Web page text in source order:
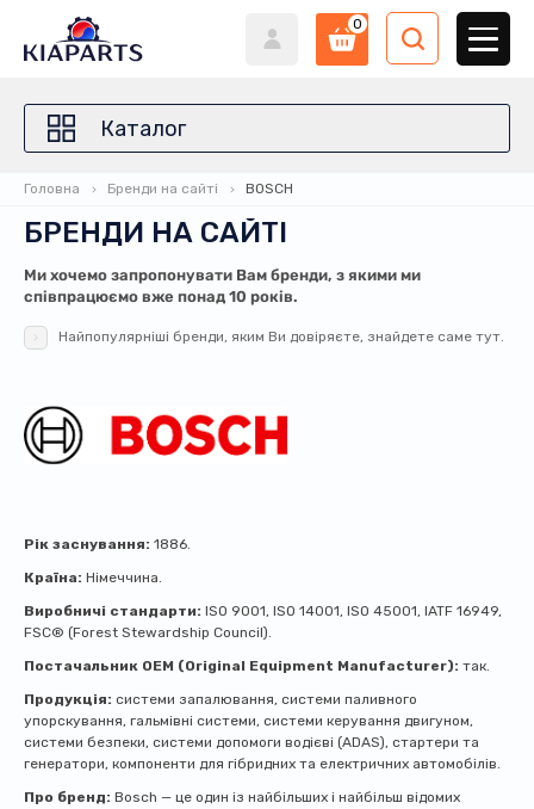
0
Каталог
Головна Бренди на сайті BOSCH
БРЕНДИ НА САЙТІ
Ми хочемо запропонувати Вам бренди, з якими ми
співпрацюємо вже понад 10 років.
Найпопулярніші бренди, яким Ви довіряєте, знайдете саме тут.
Рік заснування: 1886.
Країна: Німеччина.
Виробничі стандарти: ISO 9001, ISO 14001, ISO 45001, IATF 16949,
FSC® (Forest Stewardship Council).
Постачальник OEM (Original Equipment Manufacturer): так.
Продукція: системи запалювання, системи паливного
упорскування, гальмівні системи, системи керування двигуном,
системи безпеки, системи допомоги водієві (ADAS), стартери та
генератори, компоненти для гібридних та електричних автомобілів.
Про бренд: Bosch — це один із найбільших і найбільш відомих